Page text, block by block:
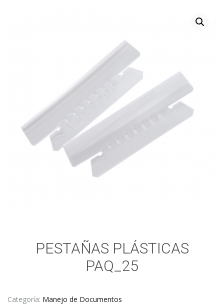
PESTAÑAS PLÁSTICAS
PAQ_25
Categoría: Manejo de Documentos